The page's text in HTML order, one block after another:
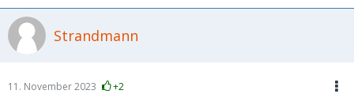
Strandmann
11. November 2023 +2